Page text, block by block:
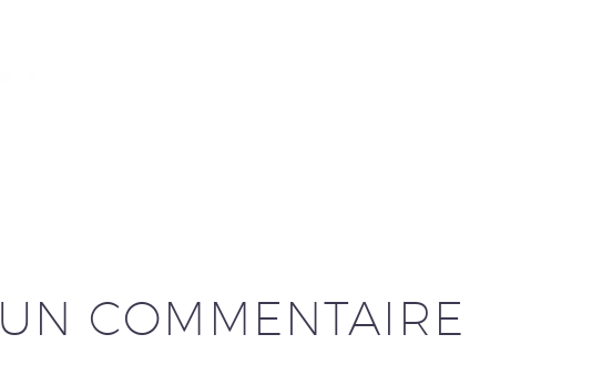
UN COMMENTAIRE